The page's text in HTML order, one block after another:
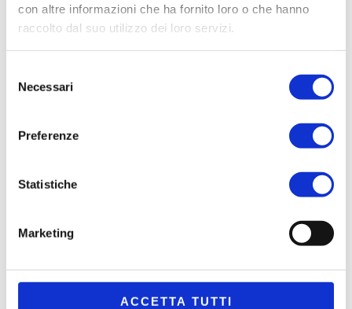
con altre informazioni che ha fornito loro o che hanno
raccolto dal suo utilizzo dei loro servizi.
delNecessari
Preferenze
Statistiche
Marketing
ACCETTA TUTTI
Collesalvetti collaborano insieme alla Azienda USL Toscana
Nord-Est nell’amministrazione dei servizi socio-sanitari,
attraverso la stipula di una convenzione socio-sanitaria e
La zona-distretto livornese è geograficamente ristretta
ma ad alta densità abitativa, e particolarmente fervida
dal punto di vista dell’associazionismo e della
cittadinanza attiva – a dimostrazione di questo anche
l’alto numero di persone residenti sul territorio che
hanno risposto alla chiamata per promuovere un
approccio partecipativo alle scelte di salute, formandosi
come Attivatori di Comunità.
Le associazioni che fanno parte del Comitato di